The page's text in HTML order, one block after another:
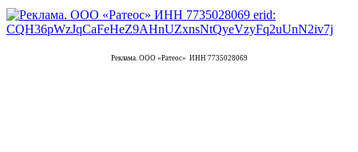
Реклама. ООО «Ратеос» ИНН 7735028069